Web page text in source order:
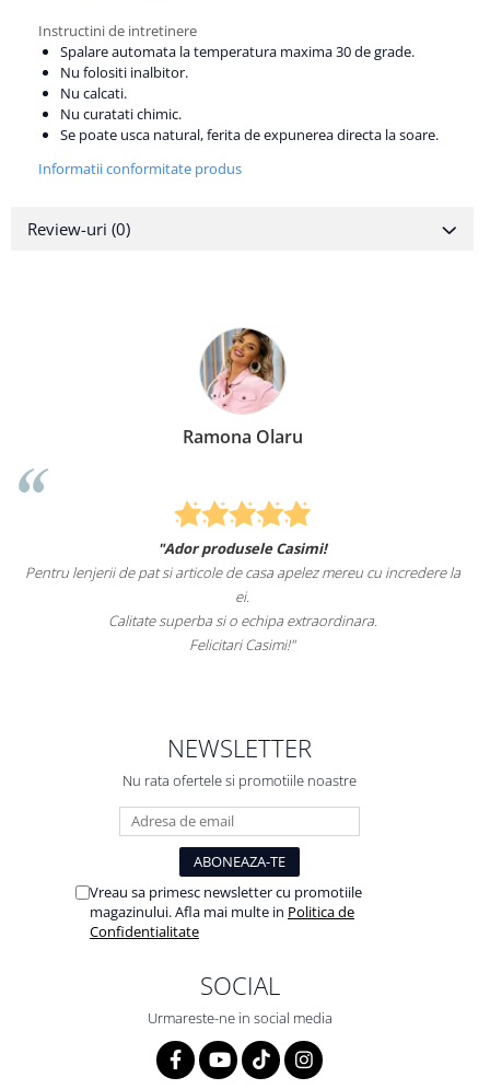
Instructini de intretinere
Spalare automata la temperatura maxima 30 de grade.
Nu folositi inalbitor.
Nu calcati.
Nu curatati chimic.
Se poate usca natural, ferita de expunerea directa la soare.
Informatii conformitate produs
Review-uri (0)
Ramona Olaru
"Ador produsele Casimi!
Pentru lenjerii de pat si articole de casa apelez mereu cu incredere la
Calitate superba si o echipa extraordinara.
Felicitari Casimi!"
NEWSLETTER
Nu rata ofertele si promotiile noastre
Vreau sa primesc newsletter cu promotiile
magazinului. Afla mai multe in Politica de
Confidentialitate
SOCIAL
Urmareste-ne in social media